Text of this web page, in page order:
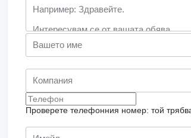
Проверете телефонния номер: той